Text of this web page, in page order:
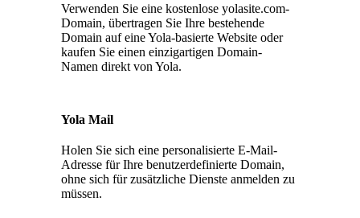
Verwenden Sie eine kostenlose yolasite.com-
Domain, übertragen Sie Ihre bestehende
Domain auf eine Yola-basierte Website oder
kaufen Sie einen einzigartigen Domain-
Namen direkt von Yola.
Yola Mail
Holen Sie sich eine personalisierte E-Mail-
Adresse für Ihre benutzerdefinierte Domain,
ohne sich für zusätzliche Dienste anmelden zu
müssen.